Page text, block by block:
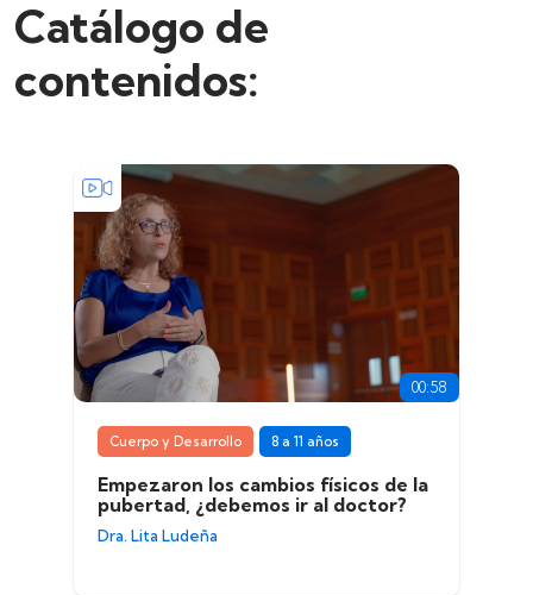
Catálogo de
contenidos:
00:58
Cuerpo y Desarrollo 8 a 11 años
Empezaron los cambios físicos de la
pubertad, ¿debemos ir al doctor?
Dra. Lita Ludeña